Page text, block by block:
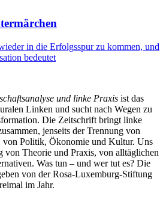
in die Erfolgsspur zu kommen, und
bedeutet
und linke Praxis ist das
Linken und sucht nach Wegen zu
Die Zeitschrift bringt linke
jenseits der Trennung von
von Politik, Ökonomie und Kultur. Uns
von Theorie und Praxis, von alltäglichen
Was tun – und wer tut es? Die
von der Rosa-Luxemburg-Stiftung
im Jahr.